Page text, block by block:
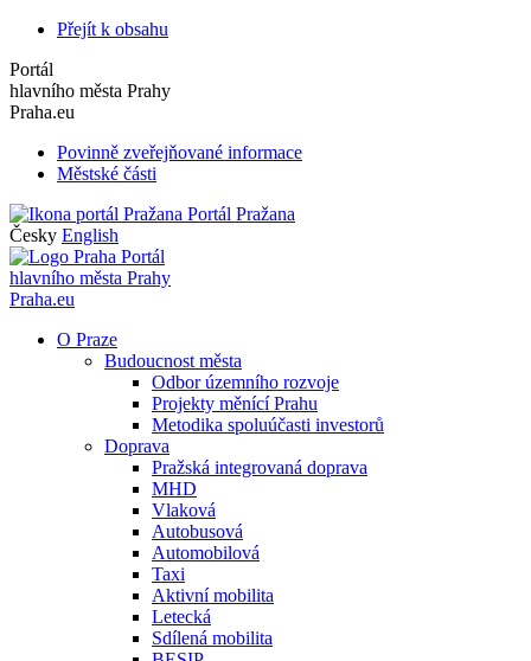
Přejít k obsahu
Portál
hlavního města Prahy
Praha.eu
Povinně zveřejňované informace
Městské části
Portál Pražana
Česky English
Portál
hlavního města Prahy
Praha.eu
O Praze
Budoucnost města
Odbor územního rozvoje
Projekty měnící Prahu
Metodika spoluúčasti investorů
Doprava
Pražská integrovaná doprava
MHD
Vlaková
Autobusová
Automobilová
Taxi
Aktivní mobilita
Letecká
Sdílená mobilita